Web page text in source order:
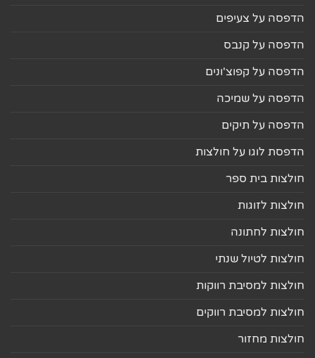
הדפסה על צעיפים
הדפסה על קנבס
הדפסה על קפוצ'ונים
הדפסה על שמיכה
הדפסה על תיקים
הדפסת לוגו על חולצות
חולצות בית ספר
חולצות לזוגות
חולצות לחתונה
חולצות לטיול שנתי
חולצות למסיבת רווקות
חולצות למסיבת רווקים
חולצות מחזור